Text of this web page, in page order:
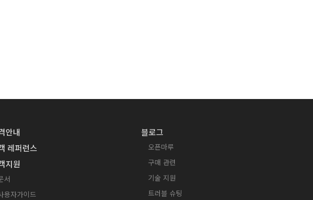
안내
레퍼런스
지원
서
용자가이드
블로그
오픈마루
구매 관련
기술 지원
트러블 슈팅